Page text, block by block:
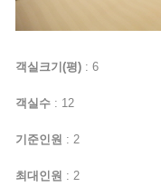
객실크기(평) : 6
객실수 : 12
기준인원 : 2
최대인원 : 2